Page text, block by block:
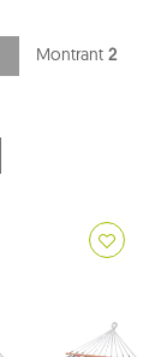
Montrant 2